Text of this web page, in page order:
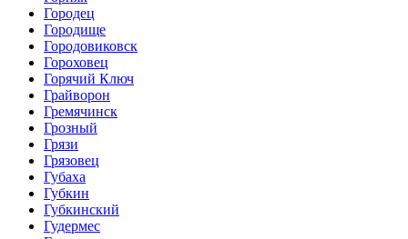
Городец
Городище
Городовиковск
Гороховец
Горячий Ключ
Грайворон
Гремячинск
Грозный
Грязи
Грязовец
Губаха
Губкин
Губкинский
Гудермес